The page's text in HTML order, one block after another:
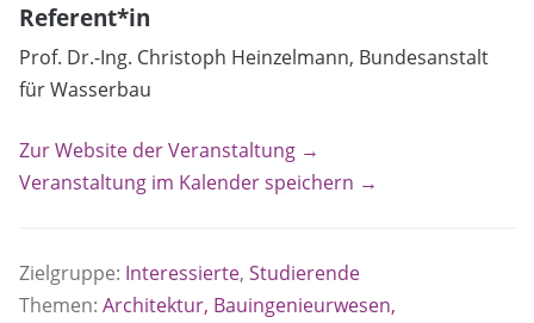
Referent*in
Prof. Dr.-Ing. Christoph Heinzelmann, Bundesanstalt
für Wasserbau
Zur Website der Veranstaltung →
Veranstaltung im Kalender speichern →
Zielgruppe: Interessierte, Studierende
Themen: Architektur, Bauingenieurwesen,